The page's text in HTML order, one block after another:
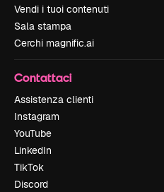
Vendi i tuoi contenuti
Sala stampa
Cerchi magnific.ai
Contattaci
Assistenza clienti
Instagram
YouTube
LinkedIn
TikTok
Discord